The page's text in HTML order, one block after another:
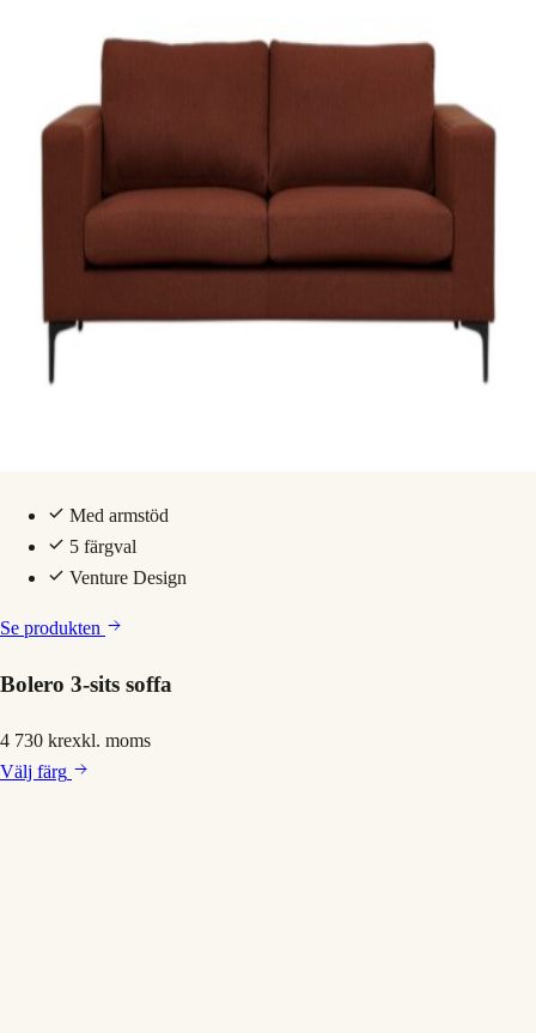
Med armstöd
5 färgval
Venture Design
Se produkten
Bolero 3-sits soffa
4 730 krexkl. moms
Välj färg